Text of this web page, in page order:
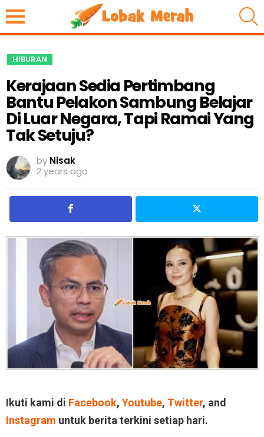
HIBURAN
Kerajaan Sedia Pertimbang
Bantu Pelakon Sambung Belajar
Di Luar Negara, Tapi Ramai Yang
Tak Setuju?
by Nisak
2 years ago
Ikuti kami di Facebook, Youtube, Twitter, and
Instagram untuk berita terkini setiap hari.